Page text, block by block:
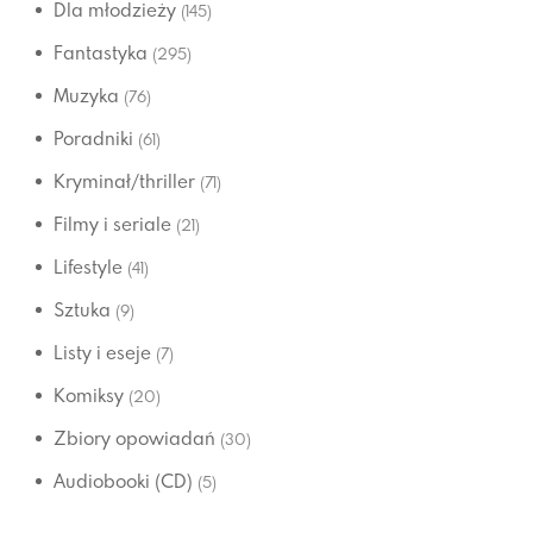
Dla młodzieży (145)
Fantastyka (295)
Muzyka (76)
Poradniki (61)
Kryminał/thriller (71)
Filmy i seriale (21)
Lifestyle (41)
Sztuka (9)
Listy i eseje (7)
Komiksy (20)
Zbiory opowiadań (30)
Audiobooki (CD) (5)